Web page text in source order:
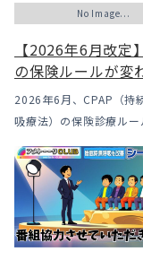
No Image...
【2026年6月改定
の保険ルールが変
｜CPAPが使えなく
も？変更のメリッ
う選択肢
2026年6月、CPAP（持
吸療法）の保険診療ルー
されました。治療を始
ルは下がった一方で、「
ための条件はこれまで
なっています。この記
がどう変わったのかを
場で […]